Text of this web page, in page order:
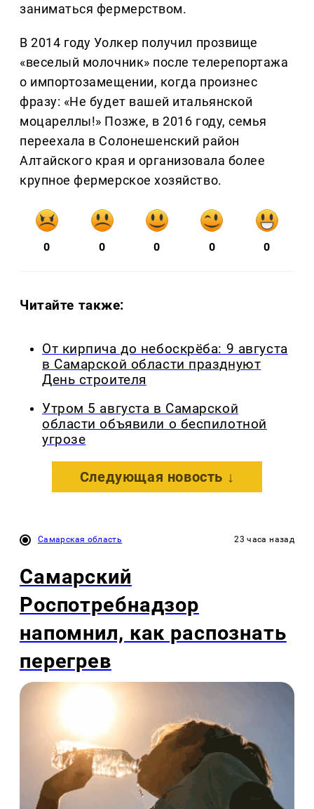
заниматься фермерством.
В 2014 году Уолкер получил прозвище
«веселый молочник» после телерепортажа
о импортозамещении, когда произнес
фразу: «Не будет вашей итальянской
моцареллы!» Позже, в 2016 году, семья
переехала в Солонешенский район
Алтайского края и организовала более
крупное фермерское хозяйство.
0 0 0 0 0
Читайте также:
От кирпича до небоскрёба: 9 августа
в Самарской области празднуют
День строителя
Утром 5 августа в Самарской
области объявили о беспилотной
угрозе
Следующая новость ↓
Самарская область 23 часа назад
Самарский
Роспотребнадзор
напомнил, как распознать
перегрев